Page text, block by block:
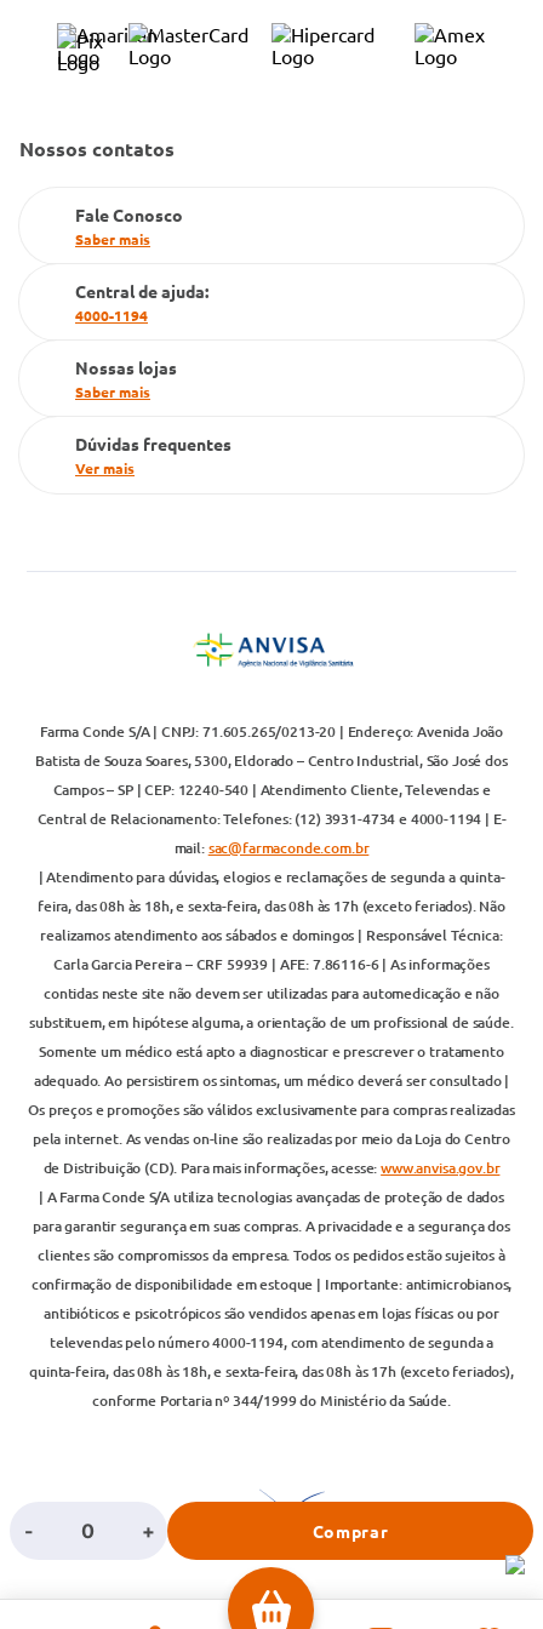
- + Comprar
Código de Conduta
Política de Reembolso
Dúvidas Frequentes
Condeclin
Cartão Grupo Conde
Televendas
Nossos contatos
Fale Conosco
Saber mais
Central de ajuda:
4000-1194
Nossas lojas
Saber mais
Dúvidas frequentes
Ver mais
Farma Conde S/A | CNPJ: 71.605.265/0213-20 | Endereço: Avenida João
Batista de Souza Soares, 5300, Eldorado – Centro Industrial, São José dos
Campos – SP | CEP: 12240-540 | Atendimento Cliente, Televendas e
Central de Relacionamento: Telefones: (12) 3931-4734 e 4000-1194 | E-
mail:sac@farmaconde.com.br
| Atendimento para dúvidas, elogios e reclamações de segunda a quinta-
feira, das 08h às 18h, e sexta-feira, das 08h às 17h (exceto feriados). Não
realizamos atendimento aos sábados e domingos | Responsável Técnica:
Carla Garcia Pereira – CRF 59939 | AFE: 7.86116-6 | As informações
contidas neste site não devem ser utilizadas para automedicação e não
substituem, em hipótese alguma, a orientação de um profissional de saúde.
Somente um médico está apto a diagnosticar e prescrever o tratamento
adequado. Ao persistirem os sintomas, um médico deverá ser consultado |
Os preços e promoções são válidos exclusivamente para compras realizadas
pela internet. As vendas on-line são realizadas por meio da Loja do Centro
de Distribuição (CD). Para mais informações, acesse:www.anvisa.gov.br
| A Farma Conde S/A utiliza tecnologias avançadas de proteção de dados
para garantir segurança em suas compras. A privacidade e a segurança dos
clientes são compromissos da empresa. Todos os pedidos estão sujeitos à
confirmação de disponibilidade em estoque | Importante: antimicrobianos,
antibióticos e psicotrópicos são vendidos apenas em lojas físicas ou por
televendas pelo número 4000-1194, com atendimento de segunda a
quinta-feira, das 08h às 18h, e sexta-feira, das 08h às 17h (exceto feriados),
conforme Portaria nº 344/1999 do Ministério da Saúde.